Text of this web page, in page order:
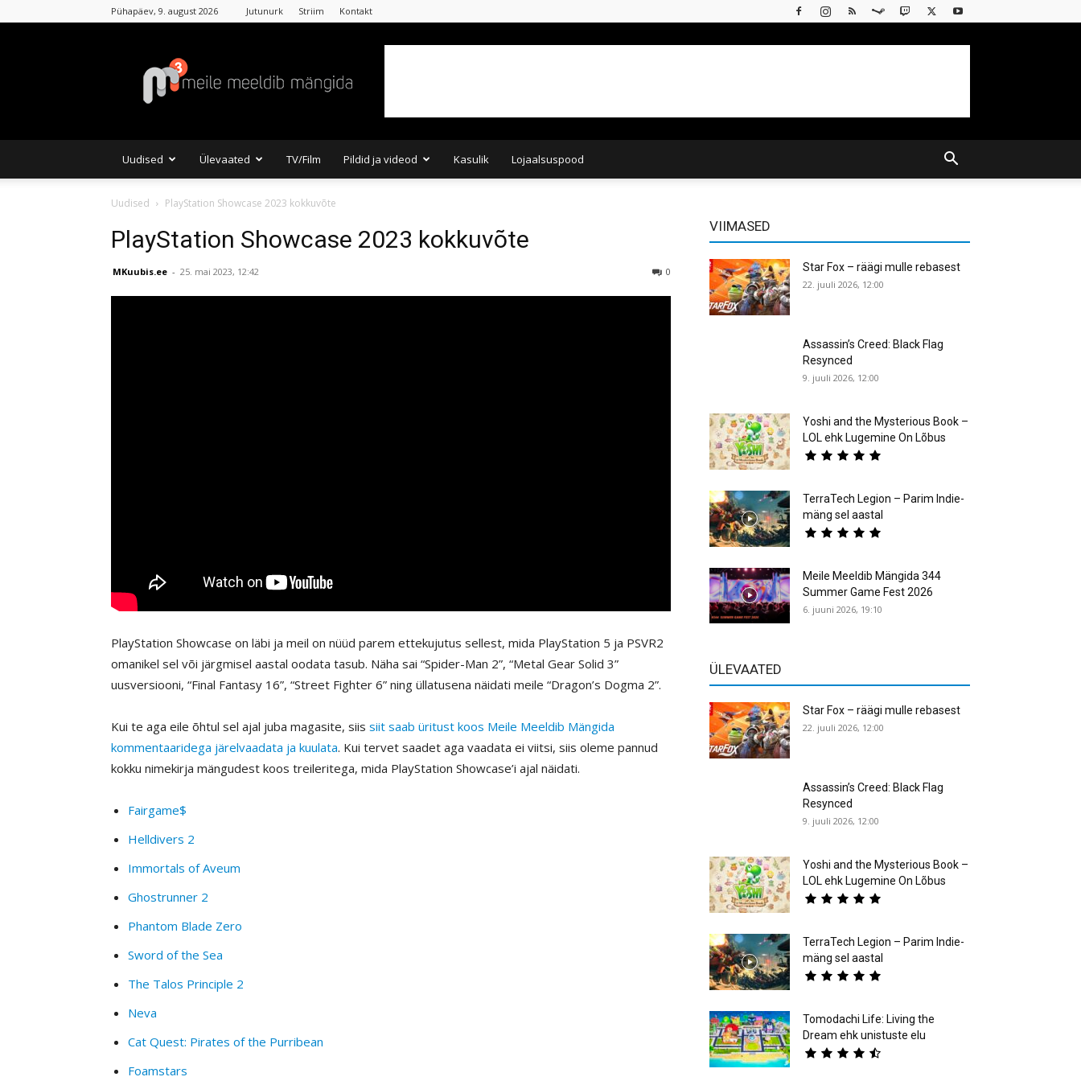
Pühapäev, 9. august 2026 Jutunurk Striim Kontakt
Uudised Ülevaated TV/Film Pildid ja videod Kasulik Lojaalsuspood
Uudised PlayStation Showcase 2023 kokkuvõte
PlayStation Showcase 2023 kokkuvõte
MKuubis.ee - 25. mai 2023, 12:42 0
PlayStation Showcase on läbi ja meil on nüüd parem ettekujutus sellest, mida PlayStation 5 ja PSVR2
omanikel sel või järgmisel aastal oodata tasub. Näha sai “Spider-Man 2”, “Metal Gear Solid 3”
uusversiooni, “Final Fantasy 16”, “Street Fighter 6” ning üllatusena näidati meile “Dragon’s Dogma 2”.
Kui te aga eile õhtul sel ajal juba magasite, siis siit saab üritust koos Meile Meeldib Mängida
kommentaaridega järelvaadata ja kuulata. Kui tervet saadet aga vaadata ei viitsi, siis oleme pannud
kokku nimekirja mängudest koos treileritega, mida PlayStation Showcase’i ajal näidati.
Fairgame$
Helldivers 2
Immortals of Aveum
Ghostrunner 2
Phantom Blade Zero
Sword of the Sea
The Talos Principle 2
Neva
Cat Quest: Pirates of the Purribean
Foamstars
VIIMASED
Star Fox – räägi mulle rebasest
22. juuli 2026, 12:00
Assassin’s Creed: Black Flag
Resynced
9. juuli 2026, 12:00
Yoshi and the Mysterious Book –
LOL ehk Lugemine On Lõbus
TerraTech Legion – Parim Indie-
mäng sel aastal
Meile Meeldib Mängida 344
Summer Game Fest 2026
6. juuni 2026, 19:10
ÜLEVAATED
Star Fox – räägi mulle rebasest
22. juuli 2026, 12:00
Assassin’s Creed: Black Flag
Resynced
9. juuli 2026, 12:00
Yoshi and the Mysterious Book –
LOL ehk Lugemine On Lõbus
TerraTech Legion – Parim Indie-
mäng sel aastal
Tomodachi Life: Living the
Dream ehk unistuste elu